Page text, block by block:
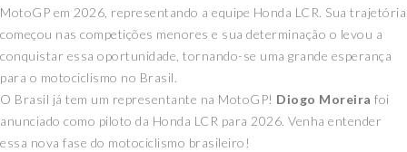
MotoGP em 2026, representando a equipe Honda LCR. Sua trajetória
começou nas competições menores e sua determinação o levou a
conquistar essa oportunidade, tornando-se uma grande esperança
para o motociclismo no Brasil.
O Brasil já tem um representante na MotoGP! Diogo Moreira foi
anunciado como piloto da Honda LCR para 2026. Venha entender
essa nova fase do motociclismo brasileiro!